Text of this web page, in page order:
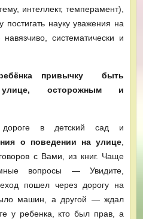
интеллект, темперамент),
постигать науку уважения на
систематически и
привычку быть
осторожным и
в детский сад и
о поведении на улице
с Вами, из книг. Чаще
вопросы — Увидите,
пошел через дорогу на
машин, а другой — ждал
у ребенка, кто был прав, а